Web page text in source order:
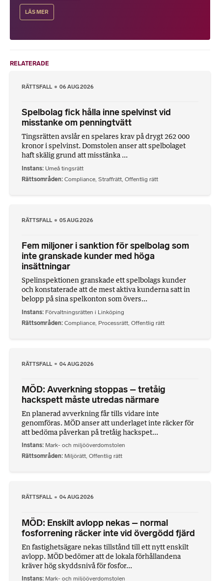
LÄS MER
RELATERADE
RÄTTSFALL 06 AUG 2026
Spelbolag fick hålla inne spelvinst vid
misstanke om penningtvätt
Tingsrätten avslår en spelares krav på drygt 262 000
kronor i spelvinst. Domstolen anser att spelbolaget
haft skälig grund att misstänka ...
Instans Umeå tingsrätt
Rättsområden Compliance Straffrätt Offentlig rätt
RÄTTSFALL 05 AUG 2026
Fem miljoner i sanktion för spelbolag som
inte granskade kunder med höga
insättningar
Spelinspektionen granskade ett spelbolags kunder
och konstaterade att de mest aktiva kunderna satt in
belopp på sina spelkonton som övers...
Instans Förvaltningsrätten i Linköping
Rättsområden Compliance Processrätt Offentlig rätt
RÄTTSFALL 04 AUG 2026
MÖD: Avverkning stoppas – tretåig
hackspett måste utredas närmare
En planerad avverkning får tills vidare inte
genomföras. MÖD anser att underlaget inte räcker för
att bedöma påverkan på tretåig hackspet...
Instans Mark- och miljööverdomstolen
Rättsområden Miljörätt, Offentlig rätt
RÄTTSFALL 04 AUG 2026
MÖD: Enskilt avlopp nekas – normal
fosforrening räcker inte vid övergödd fjärd
En fastighetsägare nekas tillstånd till ett nytt enskilt
avlopp. MÖD bedömer att de lokala förhållandena
kräver hög skyddsnivå för fosfor...
Instans Mark- och miljööverdomstolen